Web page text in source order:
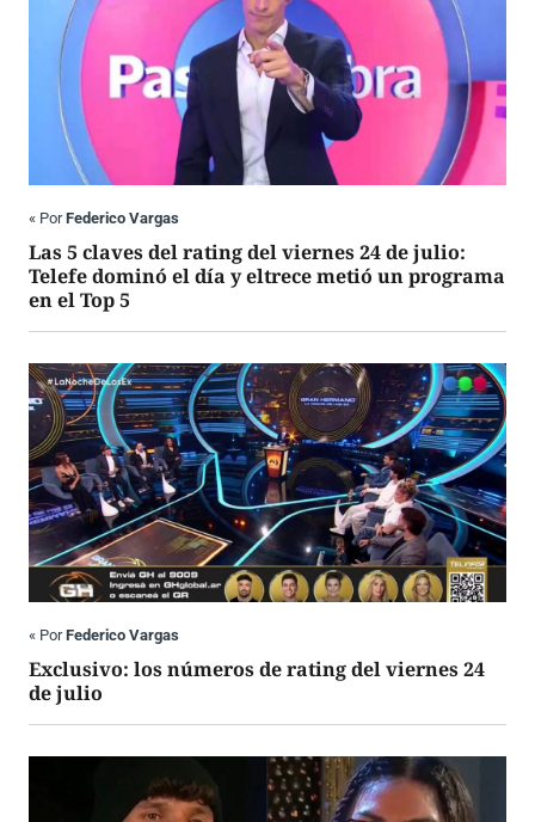
« PorFederico Vargas
Las 5 claves del rating del viernes 24 de julio:
Telefe dominó el día y eltrece metió un programa
en el Top 5
« PorFederico Vargas
Exclusivo: los números de rating del viernes 24
de julio